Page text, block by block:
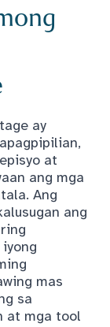
ay
at
ang mga
Ang
ang
mas
sa
at mga tool